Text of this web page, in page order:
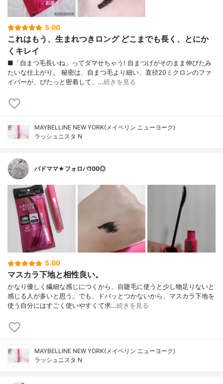
5.00
これはもう、生まれつきロング どこまでも長く、とにか
くキレイ
■「自まつ毛長いね」ってダマせちゃう! 自まつげがそのまま伸びたみ
たいな仕上がり。 秘密は、自まつ毛より細い、直径20ミクロンのファ
イバーが、ぴたっと密着して、…続きを見る
MAYBELLINE NEW YORK(メイベリン ニューヨーク)
ラッシュニスタ N
バドママ★フォロバ100◎
5.00
マスカラ下地と相性良い。
かなり優しく繊細な感じにつくから、自睫毛に使うと少し物足りないと
感じる人が多いと思う。でも、ドバッとつかないから、マスカラ下地を
使う自分にはすごく使いやすくて求…続きを見る
MAYBELLINE NEW YORK(メイベリン ニューヨーク)
ラッシュニスタ N